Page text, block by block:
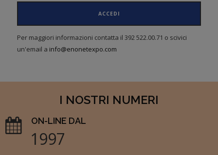
ACCEDI
Per maggiori informazioni contatta il 392 522.00.71 o scivici
un'email a info@enonetexpo.com
I NOSTRI NUMERI
ON-LINE DAL
1997